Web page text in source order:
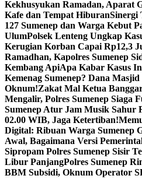
Kekhusyukan Ramadan, Aparat
Kafe dan Tempat HiburanSinergi
127 Sumenep dan Warga Kebut
UlumPolsek Lenteng Ungkap
Kerugian Korban Capai Rp12,3
Ramadhan, Kapolres Sumenep
Kembang ApiApa Kabar Kasus
Kemenag Sumenep? Dana
Oknum!Zakat Mal Ketua
Mengalir, Polres Sumenep Siaga
Sumenep Atur Jam Musik Sahur
02.00 WIB, Jaga Ketertiban!
Digital: Ribuan Warga Sumenep
Awal, Bagaimana Versi
Sipropam Polres Sumenep Sisir
Libur PanjangPolres Sumenep
BBM Subsidi, Oknum Operator